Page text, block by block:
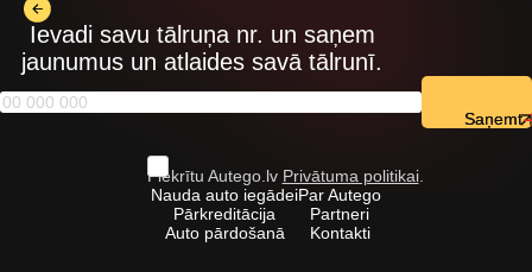
Ievadi savu tālruņa nr. un saņem
jaunumus un atlaides savā tālrunī.
Piekrītu Autego.lv Privātuma politikai.
Nauda auto iegādei
Pārkreditācija
Auto pārdošanā
Par Autego
Partneri
Kontakti